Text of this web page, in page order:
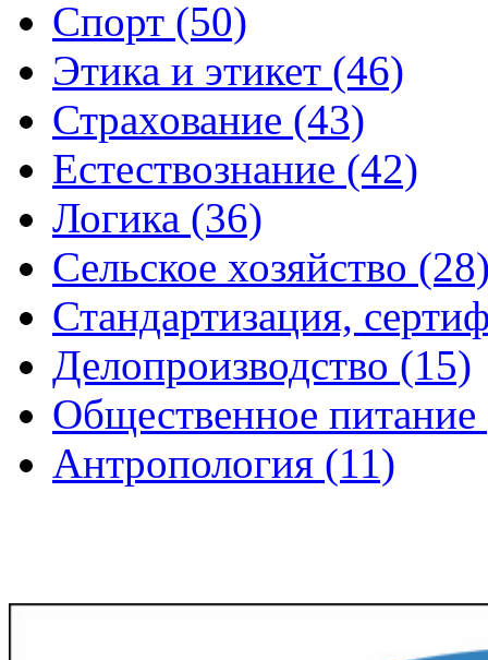
Спорт (50)
Этика и этикет (46)
Страхование (43)
Естествознание (42)
Логика (36)
Сельское хозяйство
Стандартизация,
Делопроизводство (15)
Общественное
Антропология (11)